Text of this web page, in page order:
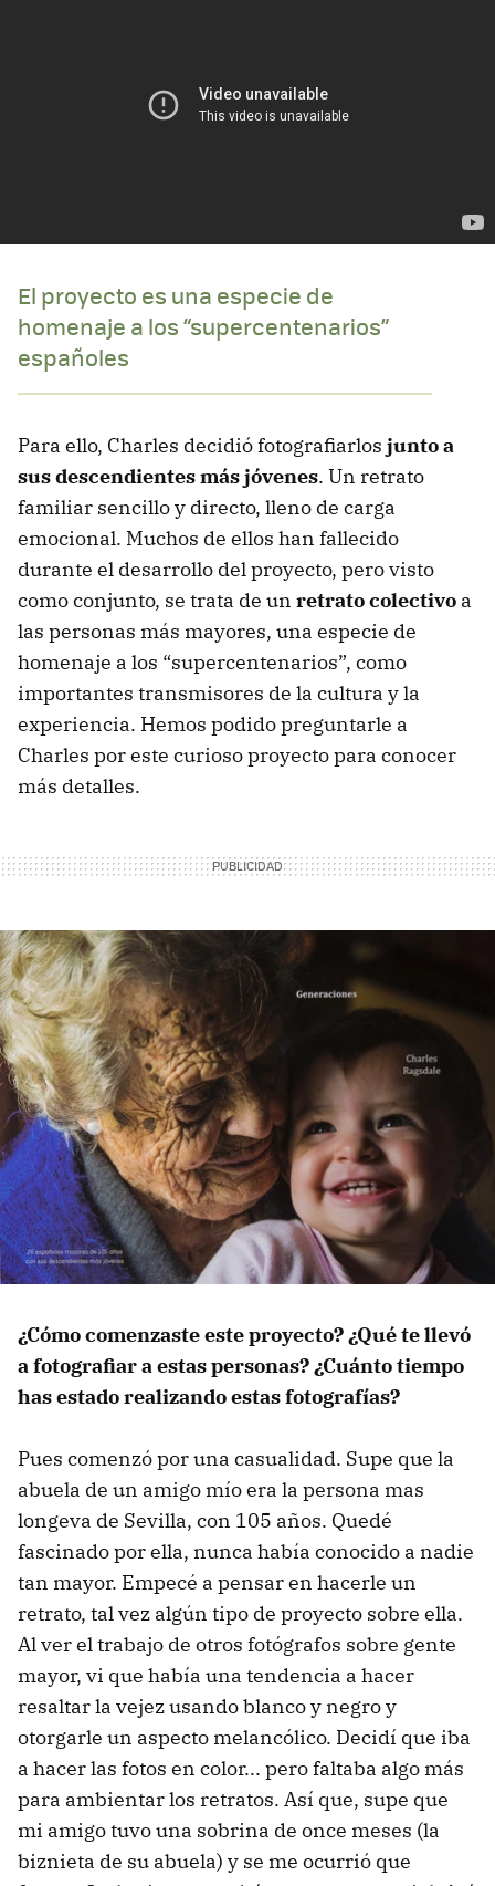
El proyecto es una especie de
homenaje a los “supercentenarios”
españoles
Para ello, Charles decidió fotografiarlos junto a
sus descendientes más jóvenes. Un retrato
familiar sencillo y directo, lleno de carga
emocional. Muchos de ellos han fallecido
durante el desarrollo del proyecto, pero visto
como conjunto, se trata de un retrato colectivo a
las personas más mayores, una especie de
homenaje a los “supercentenarios”, como
importantes transmisores de la cultura y la
experiencia. Hemos podido preguntarle a
Charles por este curioso proyecto para conocer
más detalles.
¿Cómo comenzaste este proyecto? ¿Qué te llevó
a fotografiar a estas personas? ¿Cuánto tiempo
has estado realizando estas fotografías?
Pues comenzó por una casualidad. Supe que la
abuela de un amigo mío era la persona mas
longeva de Sevilla, con 105 años. Quedé
fascinado por ella, nunca había conocido a nadie
tan mayor. Empecé a pensar en hacerle un
retrato, tal vez algún tipo de proyecto sobre ella.
Al ver el trabajo de otros fotógrafos sobre gente
mayor, vi que había una tendencia a hacer
resaltar la vejez usando blanco y negro y
otorgarle un aspecto melancólico. Decidí que iba
a hacer las fotos en color... pero faltaba algo más
para ambientar los retratos. Así que, supe que
mi amigo tuvo una sobrina de once meses (la
biznieta de su abuela) y se me ocurrió que